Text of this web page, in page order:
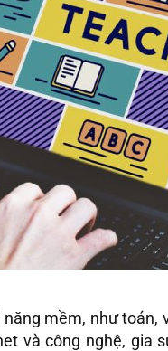
mềm, như
và công nghệ, gia